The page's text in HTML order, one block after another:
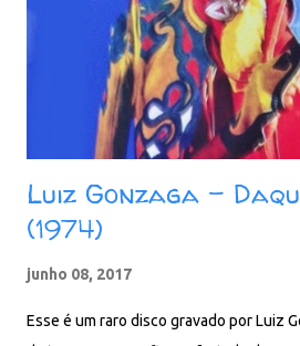
Jacinto Silva e de Juvenal Lopes e
respectivamente. Faixas: 01. Nóis É
Tutano 03. Serra Da Borborema -
Casou,casou! 04. Não É Brincadeira 05.
Luiz Gonzaga -
(1974)
junho 08, 2017
Esse é um raro disco gravado por Luiz